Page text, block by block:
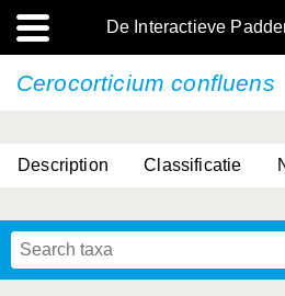
De Interactieve
Cerocorticium confluens
Description Classificatie